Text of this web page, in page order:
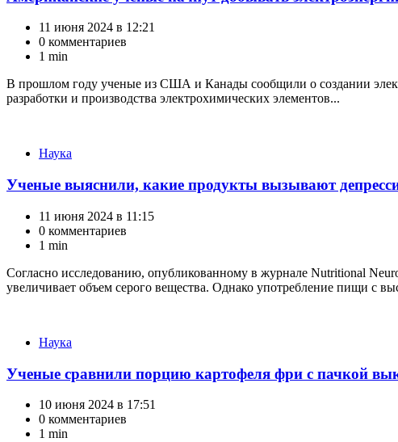
11 июня 2024 в 12:21
0 комментариев
1 min
В прошлом году ученые из США и Канады сообщили о создании
разработки и производства электрохимических элементов...
Категории
Наука
Ученые выяснили, какие продукты вызывают
11 июня 2024 в 11:15
0 комментариев
1 min
Согласно исследованию, опубликованному в журнале Nutritional
увеличивает объем серого вещества. Однако употребление пищи с
Категории
Наука
Ученые сравнили порцию картофеля фри с пачкой
10 июня 2024 в 17:51
0 комментариев
1 min